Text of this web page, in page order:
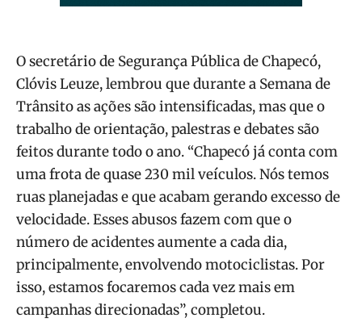
O secretário de Segurança Pública de Chapecó,
Clóvis Leuze, lembrou que durante a Semana de
Trânsito as ações são intensificadas, mas que o
trabalho de orientação, palestras e debates são
feitos durante todo o ano. “Chapecó já conta com
uma frota de quase 230 mil veículos. Nós temos
ruas planejadas e que acabam gerando excesso de
velocidade. Esses abusos fazem com que o
número de acidentes aumente a cada dia,
principalmente, envolvendo motociclistas. Por
isso, estamos focaremos cada vez mais em
campanhas direcionadas”, completou.